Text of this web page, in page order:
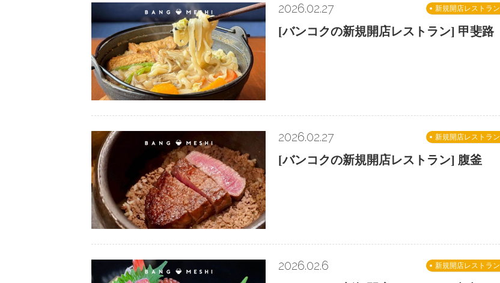
新規開店レストラン
2026.02.27
[バンコクの新規開店レストラン] 甲斐路
新規開店レストラン
2026.02.27
[バンコクの新規開店レストラン] 腹釜
新規開店レストラン
2026.02.6